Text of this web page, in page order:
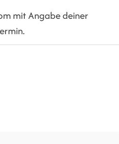
mit Angabe deiner